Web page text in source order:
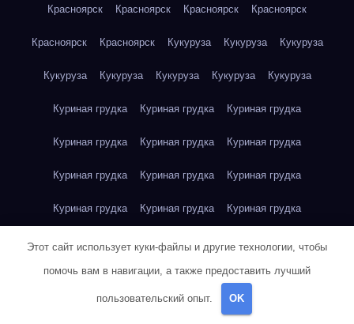
Красноярск Красноярск Красноярск Красноярск
Красноярск Красноярск Кукуруза Кукуруза Кукуруза
Кукуруза Кукуруза Кукуруза Кукуруза Кукуруза
Куриная грудка Куриная грудка Куриная грудка
Куриная грудка Куриная грудка Куриная грудка
Куриная грудка Куриная грудка Куриная грудка
Куриная грудка Куриная грудка Куриная грудка
Куриная грудка Куриное яйцо Куриное яйцо
Куриное яйцо Куриное яйцо Куриное яйцо Куриное яйцо
Этот сайт использует куки-файлы и другие технологии, чтобы
помочь вам в навигации, а также предоставить лучший
пользовательский опыт. OK